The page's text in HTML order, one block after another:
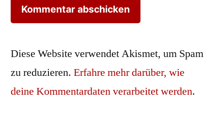
Diese Website verwendet Akismet, um Spam
zu reduzieren. Erfahre mehr darüber, wie
deine Kommentardaten verarbeitet werden.